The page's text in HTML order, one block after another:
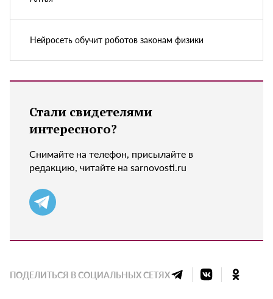
Нейросеть обучит роботов законам физики
Стали свидетелями
интересного?
Снимайте на телефон, присылайте в
редакцию, читайте на sarnovosti.ru
ПОДЕЛИТЬСЯ В СОЦИАЛЬНЫХ СЕТЯХ